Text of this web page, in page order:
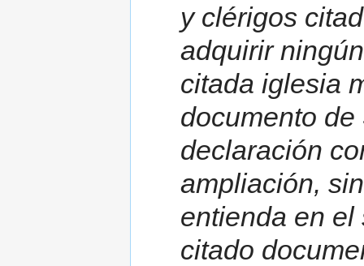
y clérigos
adquirir
citada iglesia
documento
declaración
ampliación,
entienda en el
citado